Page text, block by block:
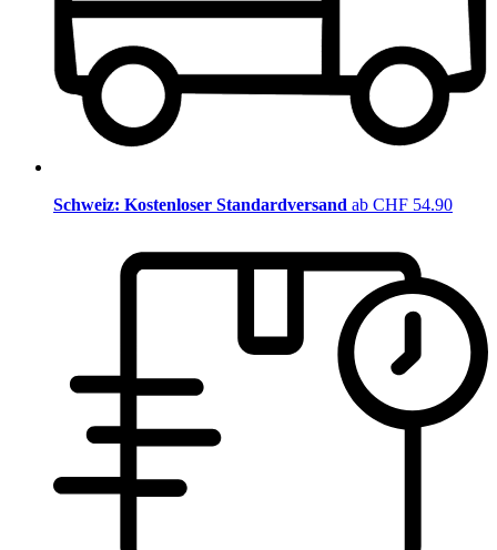
Schweiz: Kostenloser Standardversand ab CHF 54.90